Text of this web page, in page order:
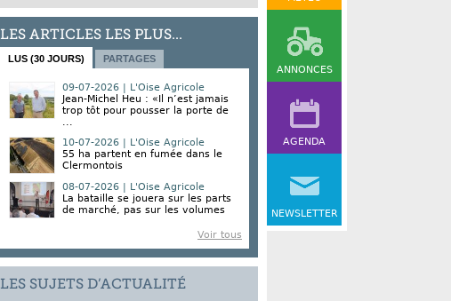
ANNONCES
AGENDA
NEWSLETTER
LES ARTICLES LES PLUS...
LUS (30 JOURS) PARTAGES
09-07-2026 | L'Oise Agricole
Jean-Michel Heu : «Il n’est jamais
trop tôt pour pousser la porte de
...
10-07-2026 | L'Oise Agricole
55 ha partent en fumée dans le
Clermontois
08-07-2026 | L'Oise Agricole
La bataille se jouera sur les parts
de marché, pas sur les volumes
Voir tous
LES SUJETS D’ACTUALITÉ